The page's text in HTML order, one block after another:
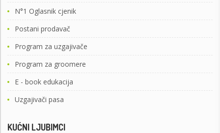
N°1 Oglasnik cjenik
Postani prodavač
Program za uzgajivače
Program za groomere
E - book edukacija
Uzgajivači pasa
KUĆNI LJUBIMCI